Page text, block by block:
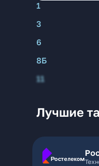
1
3
6
8Б
11
Лучшие